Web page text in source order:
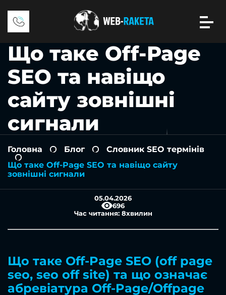
Що таке Off-Page
SEO та навіщо
сайту зовнішні
сигнали
Головна - Блог -
Словник SEO термінів
-
Що таке Off-Page SEO та навіщо сайту
зовнішні сигнали
05.04.2026
696
Час читання:8хвилин
Що таке Off-Page SEO (off page
seo, seo off site) та що означає
абревіатура Off-Page/Offpage